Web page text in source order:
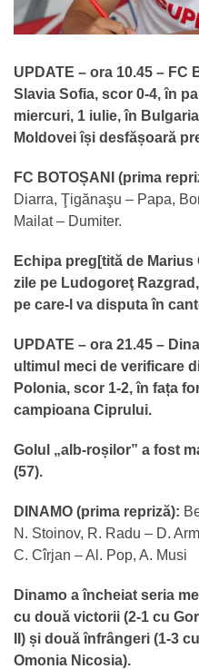
UPDATE – ora 10.45 –
Slavia Sofia, scor 0-4, în
miercuri, 1 iulie, în
Moldovei își desfășoară
FC BOTOȘANI (prima
Diarra, Ţigănaşu – Papa,
Mailat – Dumiter.
Echipa preg[tită de
zile pe Ludogoreţ
pe care-l va disputa în
UPDATE – ora 21.45 –
ultimul meci de verificare
Polonia, scor 1-2, în fața
campioana Ciprului.
Golul „alb-roșilor” a fost
(57).
DINAMO (prima repriză):
N. Stoinov, R. Radu – D.
C. Cîrjan – Al. Pop, A. Musi
Dinamo a încheiat seria
cu două victorii (2-1 cu
II) și două înfrângeri (1-3
Omonia Nicosia).